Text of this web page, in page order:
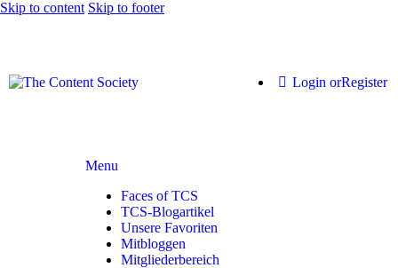
Skip to content Skip to footer
Login orRegister
Menu
Faces of TCS
TCS-Blogartikel
Unsere Favoriten
Mitbloggen
Mitgliederbereich